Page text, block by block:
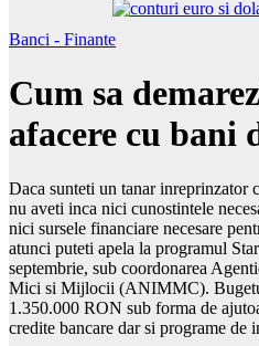
Banci - Finante
Cum sa
afacere cu bani
Daca sunteti un tanar inreprinzator
nu aveti inca nici cunostintele
nici sursele financiare necesare
atunci puteti apela la programul
septembrie, sub coordonarea
Mici si Mijlocii (ANIMMC).
1.350.000 RON sub forma de
credite bancare dar si programe de